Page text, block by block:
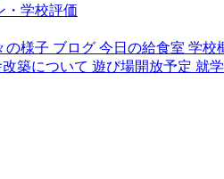
・学校評価
の様子 ブログ 今日の給食室 学校
築について 遊び場開放予定 就